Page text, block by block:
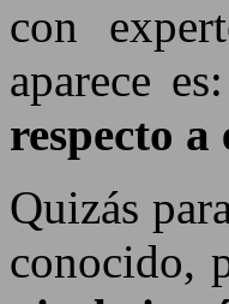
con
aparece es:
respecto a
Quizás
conocido,